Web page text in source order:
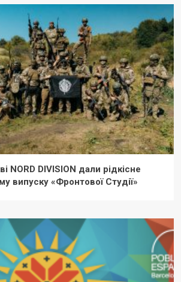
NORD DIVISION дали рідкісне
випуску «Фронтової Студії»